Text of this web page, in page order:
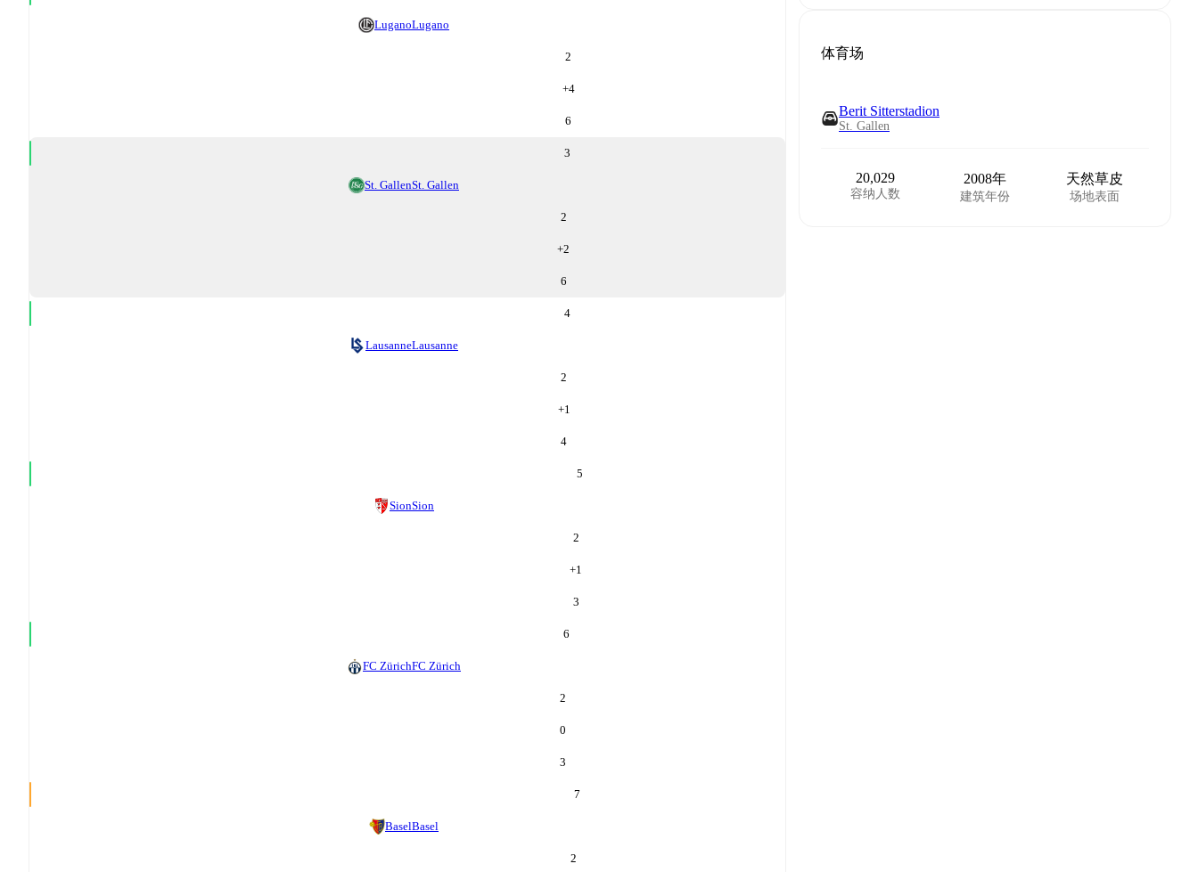
LuganoLugano
2
+4
6
3
St. GallenSt. Gallen
2
+2
6
4
LausanneLausanne
2
+1
4
5
SionSion
2
+1
3
6
FC ZürichFC Zürich
2
0
3
7
BaselBasel
2
体育场
Berit Sitterstadion
St. Gallen
20,029
容纳人数
2008年
建筑年份
天然草皮
场地表面